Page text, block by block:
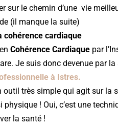
sur le chemin d’une vie
(il manque la suite)
cohérence cardiaque
Cohérence Cardiaque par
Je suis donc devenue par la
à Istres.
outil très simple qui agit sur la
! Oui, c’est une
la santé !